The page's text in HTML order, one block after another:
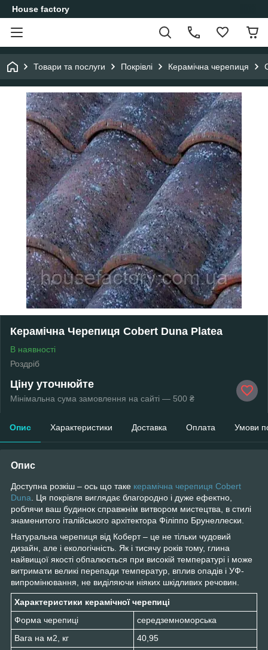
House factory
Товари та послуги Покрівлі Керамічна черепиця
Керамічна Черепиця Cobert Duna Platea
В наявності
Роздріб
Ціну уточнюйте
Мінімальна сума замовлення на сайті — 500 ₴
Опис Характеристики Доставка Оплата Умови
Опис
Доступна розкіш – ось що таке керамічна черепиця Cobert
Duna . Ця покрівля виглядає благородно і дуже ефектно,
роблячи ваш будинок справжнім витвором мистецтва, в стилі
знаменитого італійського архітектора Філіппо Брунеллески.
Натуральна черепиця від Коберт – це не тільки чудовий
дизайн, але і екологічність. Як і тисячу років тому, глина
найвищої якості обпалюється при високій температурі і може
витримати великі перепади температур, вплив опадів і УФ-
випромінювання, не виділяючи ніяких шкідливих речовин.
Характеристики керамічної черепиці
Форма черепиці
середземноморська
Вага на м2, кг
40,95